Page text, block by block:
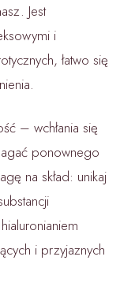
Jest
i
łatwo się
– wchłania się
ponownego
na skład: unikaj
i przyjaznych